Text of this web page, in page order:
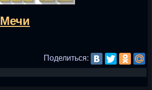
Мечи
Поделиться: